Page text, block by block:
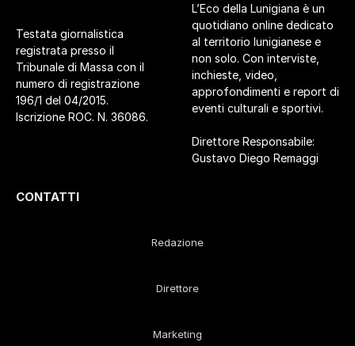
Testata giornalistica
registrata presso il
Tribunale di Massa con il
numero di registrazione
196/1 del 04/2015.
Iscrizione ROC. N. 36086.
L’Eco della Lunigiana è un
quotidiano online dedicato
al territorio lunigianese e
non solo. Con interviste,
inchieste, video,
approfondimenti e report di
eventi culturali e sportivi.
Direttore Responsabile:
Gustavo Diego Remaggi
CONTATTI
Redazione
Direttore
Marketing